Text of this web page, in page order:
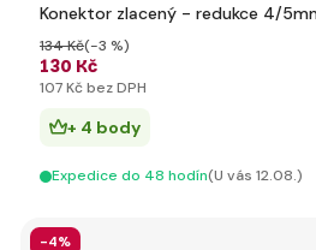
Konektor zlacený - redukce 4/
130 Kč
134 Kč(-3 %)
107 Kč bez DPH
+ 4 body
Expedice do 48 hodín(U vás 12.08.)
-4%